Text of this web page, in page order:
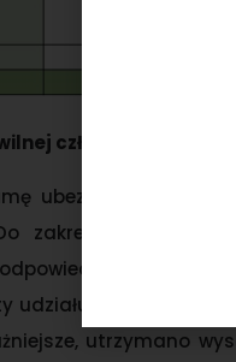
członków PZŁ
ubezpieczenia z
zakresu
udziału w
utrzymano